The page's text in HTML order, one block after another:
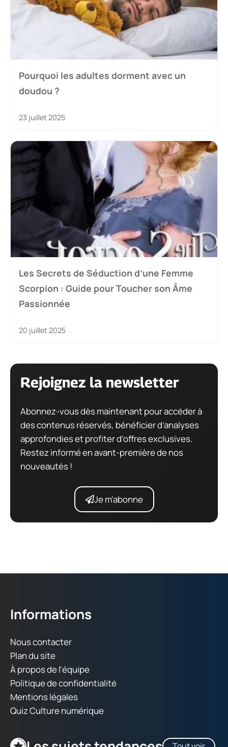
Pourquoi les adultes dorment avec un
doudou ?
23 juillet 2025
Les Secrets de Séduction d’une Femme
Scorpion : Guide pour Toucher son Âme
Passionnée
20 juillet 2025
Rejoignez la newsletter
Abonnez-vous dès maintenant pour accéder à
des contenus réservés, bénéficier d’analyses
approfondies et profiter d’offres exclusives.
Restez informé en avant-première de nos
nouveautés !
Je m'abonne
Informations
Nous contacter
Plan du site
À propos de l'équipe
Politique de confidentialité
Mentions légales
Quiz Culture numérique